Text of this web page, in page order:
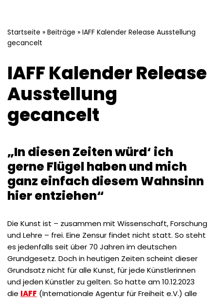
Startseite » Beiträge » IAFF Kalender Release Ausstellung
gecancelt
IAFF Kalender Release
Ausstellung
gecancelt
„In diesen Zeiten würd‘ ich
gerne Flügel haben und mich
ganz einfach diesem Wahnsinn
hier entziehen“
Die Kunst ist – zusammen mit Wissenschaft, Forschung
und Lehre – frei. Eine Zensur findet nicht statt. So steht
es jedenfalls seit über 70 Jahren im deutschen
Grundgesetz. Doch in heutigen Zeiten scheint dieser
Grundsatz nicht für alle Kunst, für jede Künstlerinnen
und jeden Künstler zu gelten. So hatte am 10.12.2023
die IAFF (Internationale Agentur für Freiheit e.V.) alle